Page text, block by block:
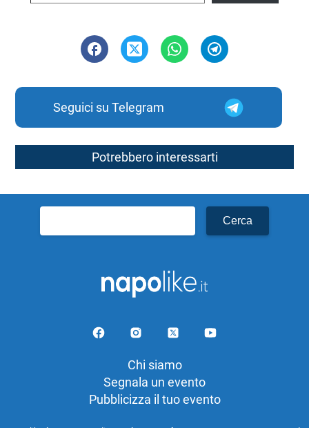
Seguici su Telegram
Potrebbero interessarti
per:
Chi siamo
Segnala un evento
Pubblicizza il tuo evento